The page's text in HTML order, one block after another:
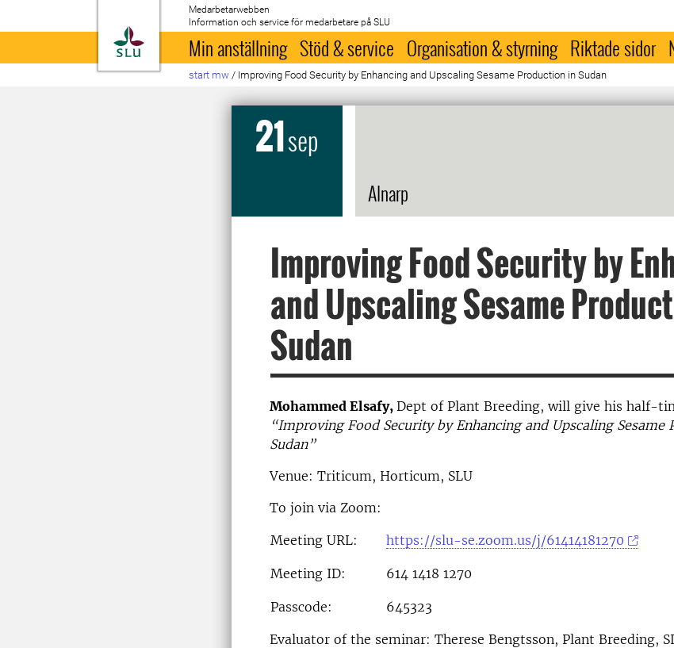
Till startsida
Medarbetarwebben
Information och service för medarbetare på SLU
Min anställning Stöd & service Organisation & styrning Riktade sidor
start mw / Improving Food Security by Enhancing and Upscaling Sesame Production in Sudan
21sep
Alnarp
Improving Food Security by
and Upscaling Sesame
Sudan
Mohammed Elsafy, Dept of Plant Breeding, will give his half-
“Improving Food Security by Enhancing and Upscaling Sesame
Sudan”
Venue: Triticum, Horticum, SLU
To join via Zoom:
Meeting URL: https://slu-se.zoom.us/j/61414181270
Meeting ID: 614 1418 1270
Passcode: 645323
Evaluator of the seminar: Therese Bengtsson, Plant Breeding,